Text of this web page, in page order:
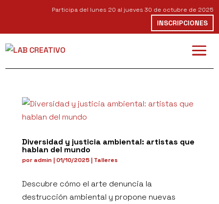
Participa del lunes 20 al jueves 30 de octubre de 2025
INSCRIPCIONES
Diversidad y justicia ambiental: artistas que
hablan del mundo
por admin | 01/10/2025| Talleres
Descubre cómo el arte denuncia la
destrucción ambiental y propone nuevas